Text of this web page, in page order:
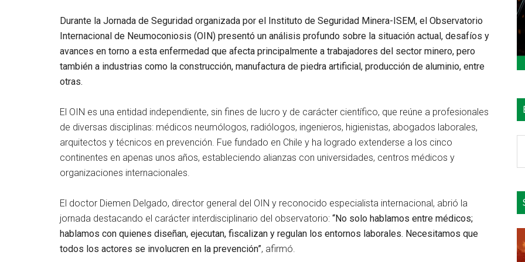
Durante la Jornada de Seguridad organizada por el Instituto de Seguridad Minera-ISEM, el Observatorio
Internacional de Neumoconiosis (OIN) presentó un análisis profundo sobre la situación actual, desafíos y
avances en torno a esta enfermedad que afecta principalmente a trabajadores del sector minero, pero
también a industrias como la construcción, manufactura de piedra artificial, producción de aluminio, entre
otras.
El OIN es una entidad independiente, sin fines de lucro y de carácter científico, que reúne a profesionales
de diversas disciplinas: médicos neumólogos, radiólogos, ingenieros, higienistas, abogados laborales,
arquitectos y técnicos en prevención. Fue fundado en Chile y ha logrado extenderse a los cinco
continentes en apenas unos años, estableciendo alianzas con universidades, centros médicos y
organizaciones internacionales.
El doctor Diemen Delgado, director general del OIN y reconocido especialista internacional, abrió la
jornada destacando el carácter interdisciplinario del observatorio: “No solo hablamos entre médicos;
hablamos con quienes diseñan, ejecutan, fiscalizan y regulan los entornos laborales. Necesitamos que
todos los actores se involucren en la prevención”, afirmó.